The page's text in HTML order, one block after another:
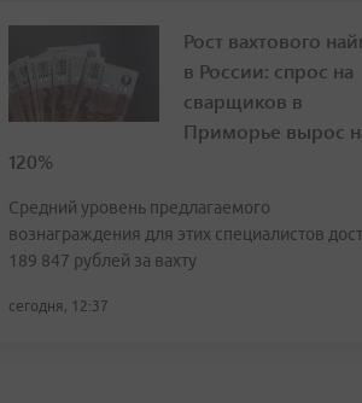
Рост вахтового
в России: спрос на
сварщиков в
Приморье вырос
120%
Средний уровень предлагаемого
вознаграждения для этих специалистов
189 847 рублей за вахту
сегодня, 12:37